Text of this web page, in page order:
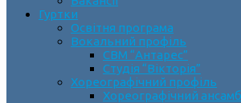
Гуртки
Освітня програма
Вокальний профіль
СВМ “Антарес”
Студія “Вікторія”
Хореографічний профіль
Хореографічний